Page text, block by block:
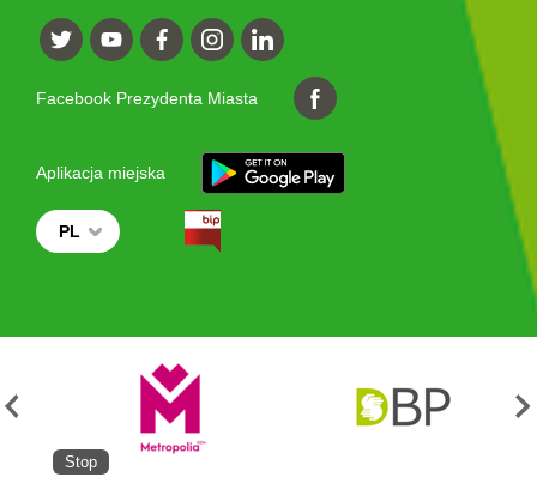
Facebook Prezydenta Miasta
Aplikacja miejska
PL
Stop